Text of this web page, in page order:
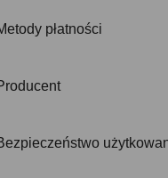
płatności